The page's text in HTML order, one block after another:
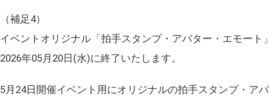
（補足4）
イベントオリジナル「拍手スタンプ・アバター・エモート
2026年05月20日(水)に終了いたします。
5月24日開催イベント用にオリジナルの拍手スタンプ・ア